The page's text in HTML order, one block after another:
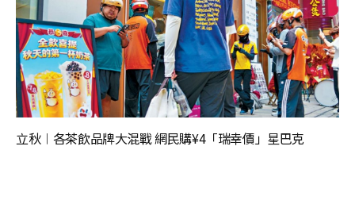
立秋︱各茶飲品牌大混戰 網民購¥4「瑞幸價」星巴克